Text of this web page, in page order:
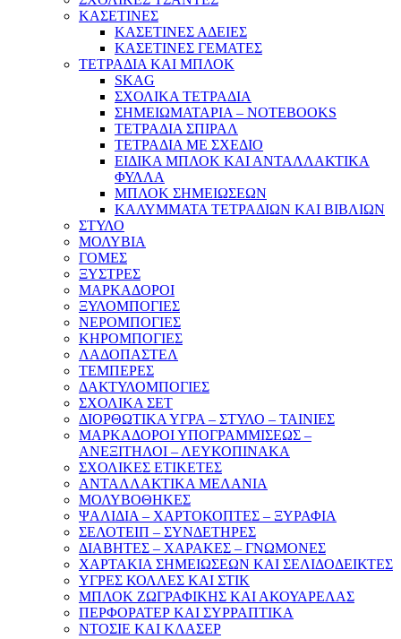
ΚΑΣΕΤΙΝΕΣ
ΚΑΣΕΤΙΝΕΣ ΑΔΕΙΕΣ
ΚΑΣΕΤΙΝΕΣ ΓΕΜΑΤΕΣ
ΤΕΤΡΑΔΙΑ ΚΑΙ ΜΠΛΟΚ
SKAG
ΣΧΟΛΙΚΑ ΤΕΤΡΑΔΙΑ
ΣΗΜΕΙΩΜΑΤΑΡΙΑ – NOTEBOOKS
ΤΕΤΡΑΔΙΑ ΣΠΙΡΑΛ
ΤΕΤΡΑΔΙΑ ΜΕ ΣΧΕΔΙΟ
ΕΙΔΙΚΑ ΜΠΛΟΚ ΚΑΙ ΑΝΤΑΛΛΑΚΤΙΚΑ
ΦΥΛΛΑ
ΜΠΛΟΚ ΣΗΜΕΙΩΣΕΩΝ
ΚΑΛΥΜΜΑΤΑ ΤΕΤΡΑΔΙΩΝ ΚΑΙ ΒΙΒΛΙΩΝ
ΣΤΥΛΟ
ΜΟΛΥΒΙΑ
ΓΟΜΕΣ
ΞΥΣΤΡΕΣ
ΜΑΡΚΑΔΟΡΟΙ
ΞΥΛΟΜΠΟΓΙΕΣ
ΝΕΡΟΜΠΟΓΙΕΣ
ΚΗΡΟΜΠΟΓΙΕΣ
ΛΑΔΟΠΑΣΤΕΛ
ΤΕΜΠΕΡΕΣ
ΔΑΚΤΥΛΟΜΠΟΓΙΕΣ
ΣΧΟΛΙΚΑ ΣΕΤ
ΔΙΟΡΘΩΤΙΚΑ ΥΓΡΑ – ΣΤΥΛΟ – ΤΑΙΝΙΕΣ
ΜΑΡΚΑΔΟΡΟΙ ΥΠΟΓΡΑΜΜΙΣΕΩΣ –
ΑΝΕΞΙΤΗΛΟΙ – ΛΕΥΚΟΠΙΝΑΚΑ
ΣΧΟΛΙΚΕΣ ΕΤΙΚΕΤΕΣ
ΑΝΤΑΛΛΑΚΤΙΚΑ ΜΕΛΑΝΙΑ
ΜΟΛΥΒΟΘΗΚΕΣ
ΨΑΛΙΔΙΑ – ΧΑΡΤΟΚΟΠΤΕΣ – ΞΥΡΑΦΙΑ
ΣΕΛΟΤΕΙΠ – ΣΥΝΔΕΤΗΡΕΣ
ΔΙΑΒΗΤΕΣ – ΧΑΡΑΚΕΣ – ΓΝΩΜΟΝΕΣ
ΧΑΡΤΑΚΙΑ ΣΗΜΕΙΩΣΕΩΝ ΚΑΙ ΣΕΛΙΔΟΔΕΙΚΤΕΣ
ΥΓΡΕΣ ΚΟΛΛΕΣ ΚΑΙ ΣΤΙΚ
ΜΠΛΟΚ ΖΩΓΡΑΦΙΚΗΣ ΚΑΙ ΑΚΟΥΑΡΕΛΑΣ
ΠΕΡΦΟΡΑΤΕΡ ΚΑΙ ΣΥΡΡΑΠΤΙΚΑ
ΝΤΟΣΙΕ ΚΑΙ ΚΛΑΣΕΡ